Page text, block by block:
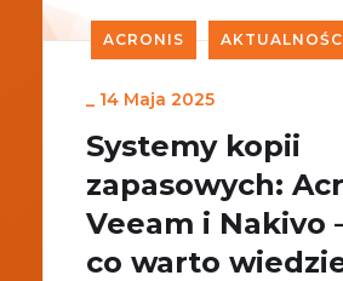
ACRONIS
_ 14 Maja 2025
Systemy kopii
zapasowych:
Veeam i Nakivo
co warto